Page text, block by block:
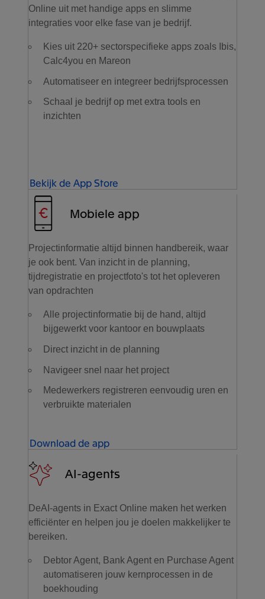
Online uit met handige apps en slimme
integraties voor elke fase van je bedrijf.
Kies uit 220+ sectorspecifieke apps zoals Ibis,
Calc4you en Mareon
Automatiseer en integreer bedrijfsprocessen
Schaal je bedrijf op met extra tools en
inzichten
Bekijk de App Store
Mobiele app
Projectinformatie altijd binnen handbereik, waar
je ook bent. Van inzicht in de planning,
tijdregistratie en projectfoto's tot het opleveren
van opdrachten
Alle projectinformatie bij de hand, altijd
bijgewerkt voor kantoor en bouwplaats
Direct inzicht in de planning
Navigeer snel naar het project
Medewerkers registreren eenvoudig uren en
verbruikte materialen
Download de app
AI-agents
DeAI-agents in Exact Online maken het werken
efficiënter en helpen jou je doelen makkelijker te
bereiken.
Debtor Agent, Bank Agent en Purchase Agent
automatiseren jouw kernprocessen in de
boekhouding